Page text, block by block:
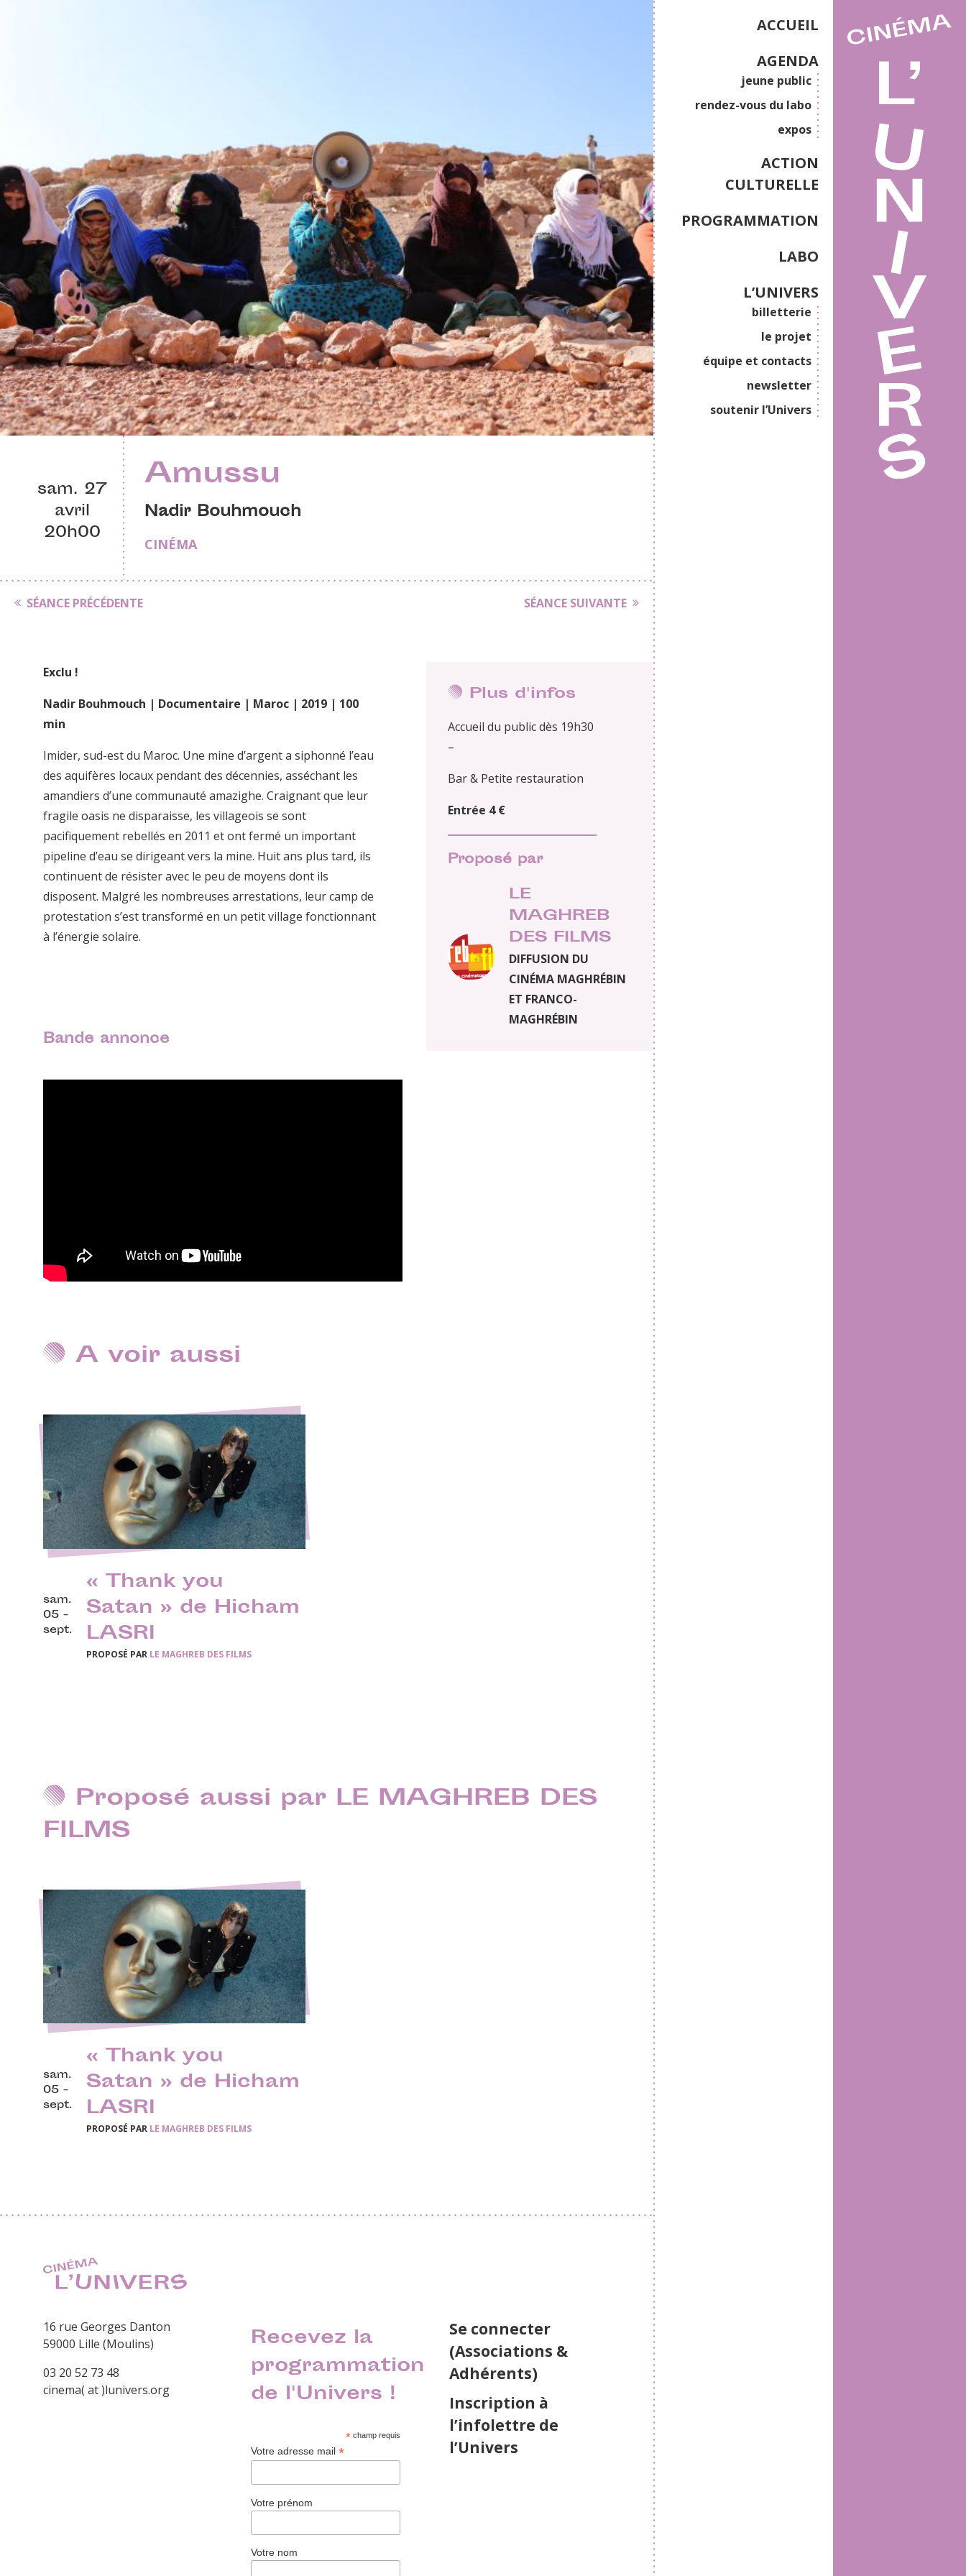
ACCUEIL
AGENDA
jeune public
rendez-vous du labo
expos
ACTION
CULTURELLE
PROGRAMMATION
LABO
L’UNIVERS
billetterie
le projet
équipe et contacts
newsletter
soutenir l’Univers
sam. 27
avril
20h00
Amussu
Nadir Bouhmouch
CINÉMA
SÉANCE PRÉCÉDENTE SÉANCE SUIVANTE
Plus d'infos
Accueil du public dès 19h30
–
Bar & Petite restauration
Entrée 4 €
Proposé par
LE
MAGHREB
DES FILMS
DIFFUSION DU
CINÉMA MAGHRÉBIN
ET FRANCO-
MAGHRÉBIN
Exclu !
Nadir Bouhmouch | Documentaire | Maroc | 2019 | 100
min
Imider, sud-est du Maroc. Une mine d’argent a siphonné l’eau
des aquifères locaux pendant des décennies, asséchant les
amandiers d’une communauté amazighe. Craignant que leur
fragile oasis ne disparaisse, les villageois se sont
pacifiquement rebellés en 2011 et ont fermé un important
pipeline d’eau se dirigeant vers la mine. Huit ans plus tard, ils
continuent de résister avec le peu de moyens dont ils
disposent. Malgré les nombreuses arrestations, leur camp de
protestation s’est transformé en un petit village fonctionnant
à l’énergie solaire.
Bande annonce
A voir aussi
sam.
05 -
sept.
« Thank you
Satan » de Hicham
LASRI
PROPOSÉ PAR LE MAGHREB DES FILMS
Proposé aussi par LE MAGHREB DES
FILMS
sam.
05 -
sept.
« Thank you
Satan » de Hicham
LASRI
PROPOSÉ PAR LE MAGHREB DES FILMS
16 rue Georges Danton
59000 Lille (Moulins)
03 20 52 73 48
cinema( at )lunivers.org
Recevez la
programmation
de l'Univers !
*champ requis
Votre adresse mail*
Votre prénom
Votre nom
Se connecter
(Associations &
Adhérents)
Inscription à
l’infolettre de
l’Univers